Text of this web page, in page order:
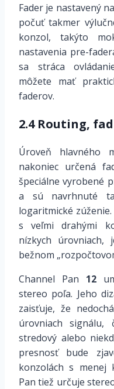
Fader je nastavený
počuť takmer
konzol, takýto
nastavenia pre-
sa stráca
môžete mať
faderov.
2.4 Routing,
Úroveň
nakoniec určená
špeciálne vyrobené
a sú navrhnuté
logaritmické
s veľmi drahými
nízkych
bežnom
Channel Pan 12
stereo poľa. Jeho
zaisťuje, že
úrovniach
stredový alebo
presnosť bude
konzolách s menej
Pan tiež určuje